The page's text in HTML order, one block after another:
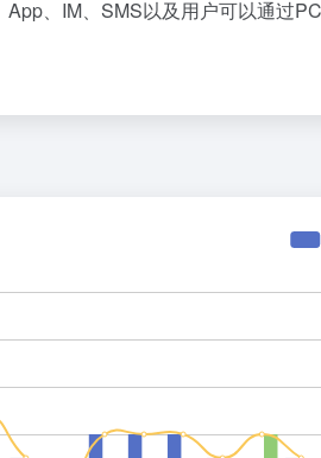
、IM、SMS以及用户可以通过